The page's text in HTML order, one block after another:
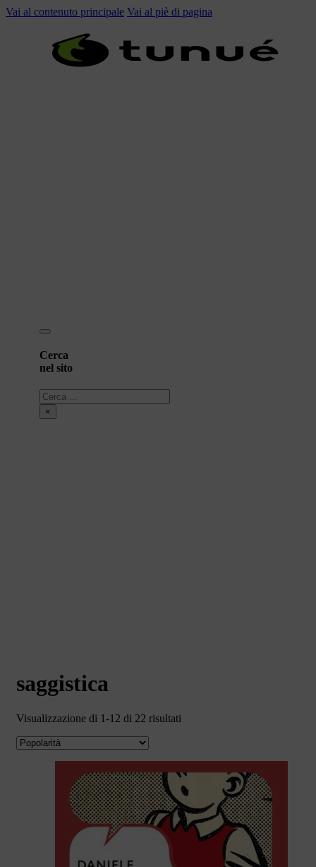
Vai al contenuto principale Vai al piè di pagina
Cerca
nel sito
Cerca
×
saggistica
Visualizzazione di 1-12 di 22 risultati